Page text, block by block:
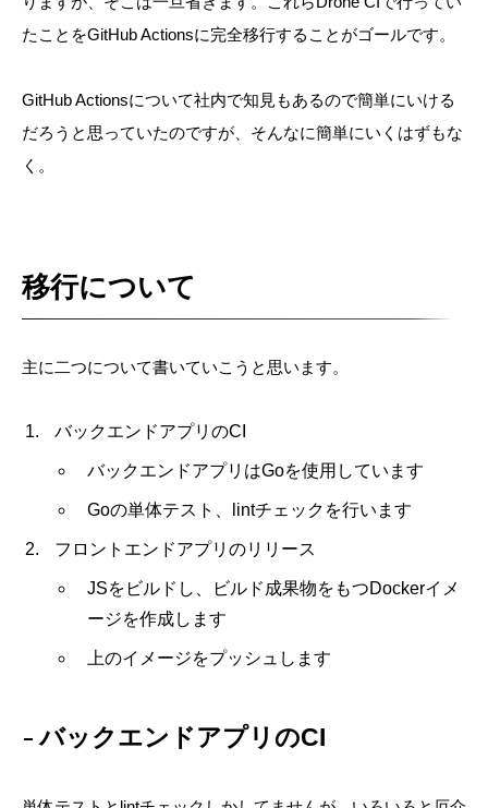
たことをGitHub Actionsに完全移行することがゴールです。
GitHub Actionsについて社内で知見もあるので簡単にいける
だろうと思っていたのですが、そんなに簡単にいくはずもな
く。
移行について
主に二つについて書いていこうと思います。
バックエンドアプリのCI
バックエンドアプリはGoを使用しています
Goの単体テスト、lintチェックを行います
フロントエンドアプリのリリース
JSをビルドし、ビルド成果物をもつDockerイメ
ージを作成します
上のイメージをプッシュします
バックエンドアプリのCI